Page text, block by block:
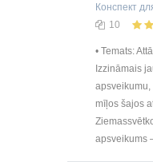
Конспект
10
• Temats:
Izzināmais
mīļos šajos
apsveikums